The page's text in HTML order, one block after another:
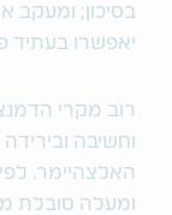
בסיכון; ומעקב
יאפשרו בעתיד
רוב מקרי
וחשיבה